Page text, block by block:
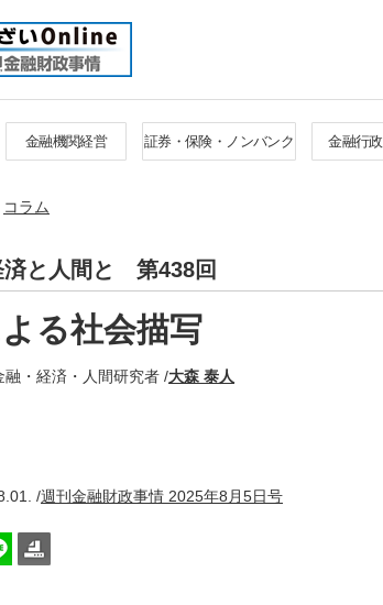
金融機関経営 証券・保険・ノンバンク 金融行政
コラム
と人間と 第438回
る社会描写
融・経済・人間研究者 /大森 泰人
/週刊金融財政事情 2025年8月5日号